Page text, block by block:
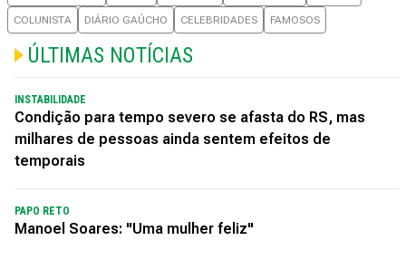
COLUNISTA DIÁRIO GAÚCHO CELEBRIDADES FAMOSOS
ÚLTIMAS NOTÍCIAS
INSTABILIDADE
Condição para tempo severo se afasta do RS, mas
milhares de pessoas ainda sentem efeitos de
temporais
PAPO RETO
Manoel Soares: "Uma mulher feliz"